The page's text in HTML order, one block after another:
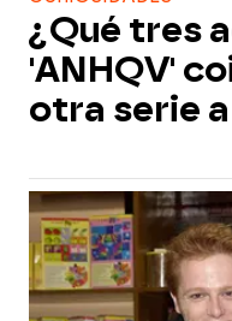
¿Qué tres
'ANHQV'
otra serie